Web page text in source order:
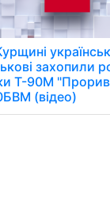
захопили
Т-90М
(відео)